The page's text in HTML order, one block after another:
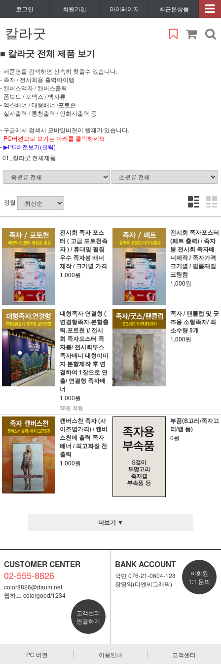
로그인 회원가입 마이페이지 최근본상품
칼라굿
■ 칼라굿 전체 제품 보기
- 제품명을 검색하면 신속히 찾을수 있습니다.
- 족자 / 전시회용 출력아이템
- 캔버스액자 / 캔버스출력
- 폼보드 / 포맥스 / 액자류
- 엑스배너 / 대형배너 /포토존
- 실사출력 / 통천출력 / 인화지출력 등
- 구글에서 검색시 모바일버젼이 뜰때가 있습니다.
- PC버젼으로 보기는 아래를 클릭하세요
-▶PC버전보기(클릭)
01_칼라굿 전체제품
정렬
전시회 족자 포스
터 ( 고급 포토천족
자 ) / 휴대및 펼침
우수 족자봉 배너
제작 / 크기별 가격
1,000원
전시회 족자포스터
(페트 출력) / 족자
봉 전시회 족자배
너제작 / 족자가격
크기별 / 필름재질
코팅함
1,000원
대형족자 연결형 (
연결형족자.분할출
력.포토천 )/ 전시
회 족자포스터 족
자봉/ 전시회부스
족자배너 대형이미
지 분할제작 후 연
결하여 1장으로 연
출/ 연결형 족자배
너
1,000원
30원 적립
족자 / 팬클럽 및 굿
즈용 소형족자/ 최
소수량 5개
1,000원
캔버스천 족자 (사
이즈별가격) / 캔버
스천에 출력 족자
배너 / 최고화질 천
출력
1,000원
부품(S고리/족자고
리/캡 등)
0원
더보기 ▼
CUSTOMER CENTER
02-555-8826
color8826@daum.net
웹하드 colorgood/1234
고객센터
연결하기
BANK ACCOUNT
국민 076-21-0604-128
장영익(디엔씨그래픽)
비회원
1:1 문의
PC 버전 이용안내 고객센터